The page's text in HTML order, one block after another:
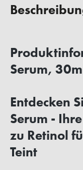
Serum,
Entdecken
Serum -
zu Retinol
Teint